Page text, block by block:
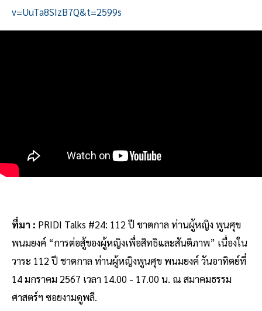
v=UuTa8SIzB7Q&t=2599s
ที่มา : PRIDI Talks #24: 112 ปี ชาตกาล ท่านผู้หญิง พูนศุข
พนมยงค์ “การต่อสู้ของผู้หญิงเพื่อสิทธิและสันติภาพ” เนื่องใน
วาระ 112 ปี ชาตกาล ท่านผู้หญิงพูนศุข พนมยงค์ วันอาทิตย์ที่
14 มกราคม 2567 เวลา 14.00 - 17.00 น. ณ สมาคมธรรม
ศาสตร์ฯ ซอยงามดูพลี.